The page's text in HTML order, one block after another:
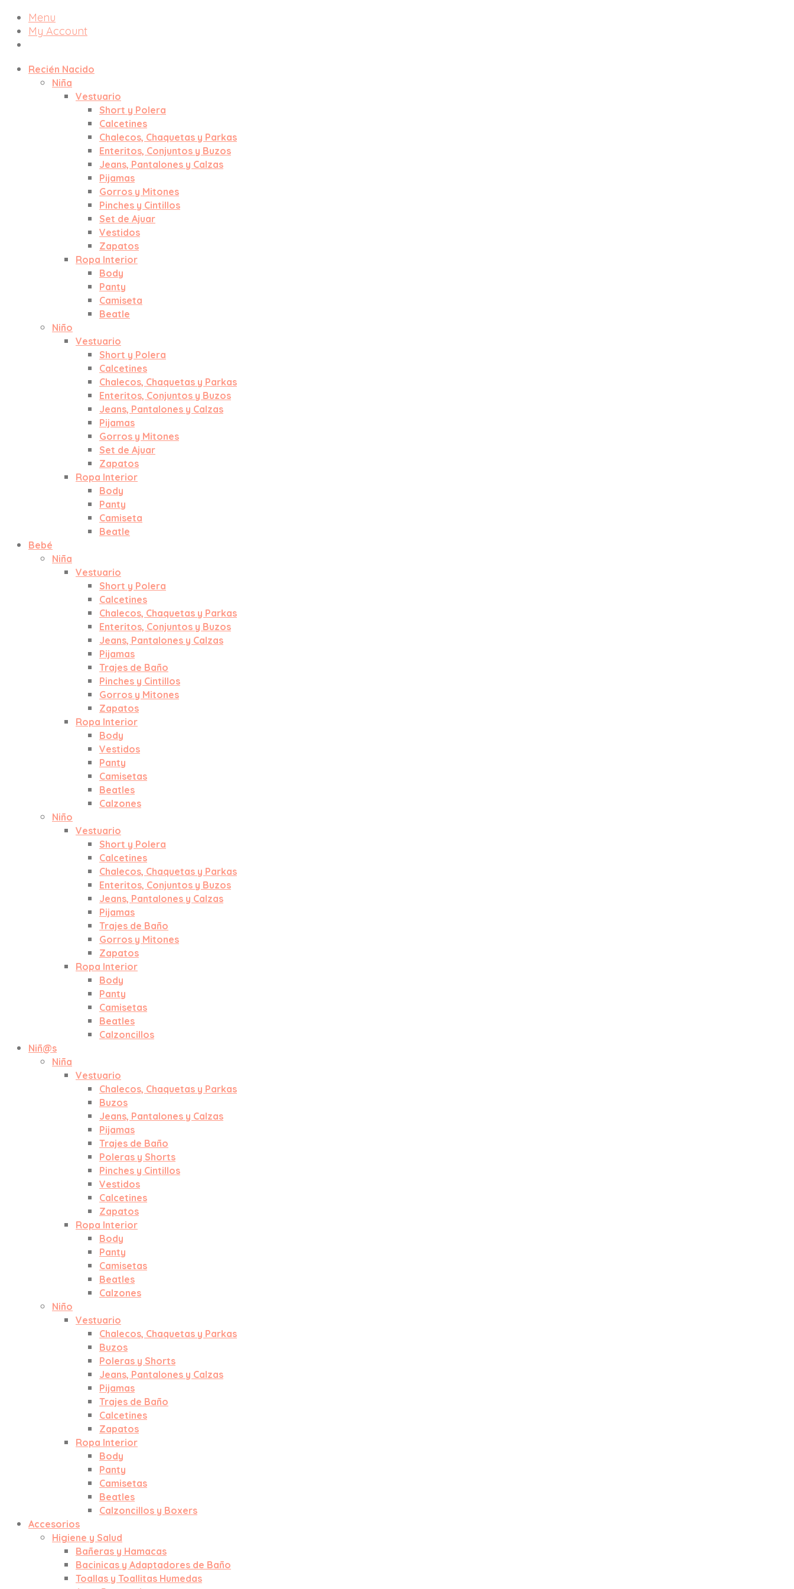
Menu
My Account
Recién Nacido
Niña
Vestuario
Short y Polera
Calcetines
Chalecos, Chaquetas y Parkas
Enteritos, Conjuntos y Buzos
Jeans, Pantalones y Calzas
Pijamas
Gorros y Mitones
Pinches y Cintillos
Set de Ajuar
Vestidos
Zapatos
Ropa Interior
Body
Panty
Camiseta
Beatle
Niño
Vestuario
Short y Polera
Calcetines
Chalecos, Chaquetas y Parkas
Enteritos, Conjuntos y Buzos
Jeans, Pantalones y Calzas
Pijamas
Gorros y Mitones
Set de Ajuar
Zapatos
Ropa Interior
Body
Panty
Camiseta
Beatle
Bebé
Niña
Vestuario
Short y Polera
Calcetines
Chalecos, Chaquetas y Parkas
Enteritos, Conjuntos y Buzos
Jeans, Pantalones y Calzas
Pijamas
Trajes de Baño
Pinches y Cintillos
Gorros y Mitones
Zapatos
Ropa Interior
Body
Vestidos
Panty
Camisetas
Beatles
Calzones
Niño
Vestuario
Short y Polera
Calcetines
Chalecos, Chaquetas y Parkas
Enteritos, Conjuntos y Buzos
Jeans, Pantalones y Calzas
Pijamas
Trajes de Baño
Gorros y Mitones
Zapatos
Ropa Interior
Body
Panty
Camisetas
Beatles
Calzoncillos
Niñ@s
Niña
Vestuario
Chalecos, Chaquetas y Parkas
Buzos
Jeans, Pantalones y Calzas
Pijamas
Trajes de Baño
Poleras y Shorts
Pinches y Cintillos
Vestidos
Calcetines
Zapatos
Ropa Interior
Body
Panty
Camisetas
Beatles
Calzones
Niño
Vestuario
Chalecos, Chaquetas y Parkas
Buzos
Poleras y Shorts
Jeans, Pantalones y Calzas
Pijamas
Trajes de Baño
Calcetines
Zapatos
Ropa Interior
Body
Panty
Camisetas
Beatles
Calzoncillos y Boxers
Accesorios
Higiene y Salud
Bañeras y Hamacas
Bacinicas y Adaptadores de Baño
Toallas y Toallitas Humedas